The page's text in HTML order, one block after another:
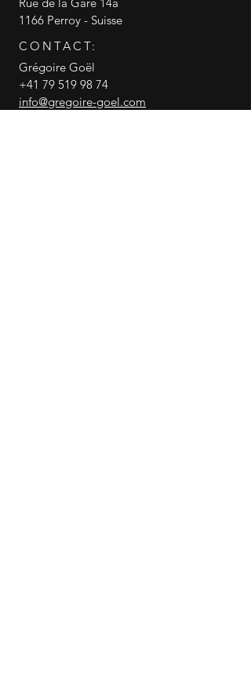
1166 Perroy - Suisse
CONTACT:
Grégoire Goël
+41 79 519 98 74
info@gregoire-goel.com